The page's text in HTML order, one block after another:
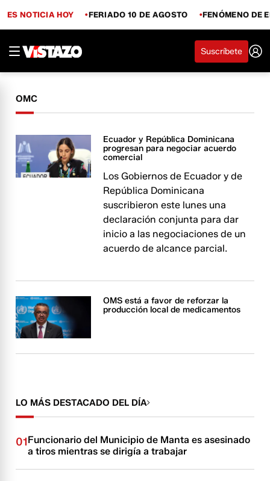
ES NOTICIA HOY FERIADO 10 DE AGOSTO FENÓMENO DE
Suscríbete
OMC
Ecuador y República Dominicana
progresan para negociar acuerdo
comercial
Los Gobiernos de Ecuador y de
República Dominicana
suscribieron este lunes una
declaración conjunta para dar
inicio a las negociaciones de un
acuerdo de alcance parcial.
OMS está a favor de reforzar la
producción local de medicamentos
LO MÁS DESTACADO DEL DÍA
01Funcionario del Municipio de Manta es asesinado
a tiros mientras se dirigía a trabajar